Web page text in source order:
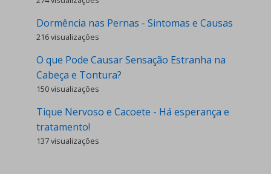
Dormência nas Pernas - Sintomas e Causas
216 visualizações
O que Pode Causar Sensação Estranha na
Cabeça e Tontura?
150 visualizações
Tique Nervoso e Cacoete - Há esperança e
tratamento!
137 visualizações